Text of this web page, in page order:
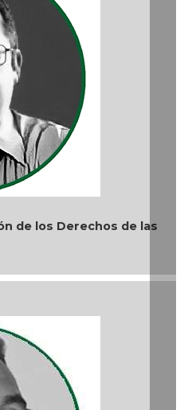
de los Derechos de las